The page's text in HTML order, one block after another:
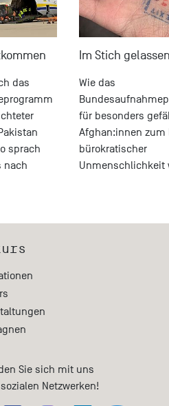
das
sprach
nach
Im Stich gelassen
Wie das
für besonders
Afghan:innen zum
bürokratischer
Unmenschlichkeit
Sie sich mit uns
Netzwerken!